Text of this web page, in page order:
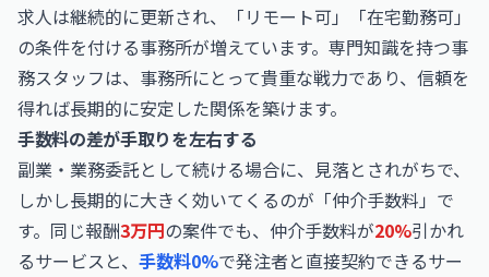
求人は継続的に更新され、「リモート可」「在宅勤務可」
の条件を付ける事務所が増えています。専門知識を持つ事
務スタッフは、事務所にとって貴重な戦力であり、信頼を
得れば長期的に安定した関係を築けます。
手数料の差が手取りを左右する
副業・業務委託として続ける場合に、見落とされがちで、
しかし長期的に大きく効いてくるのが「仲介手数料」で
す。同じ報酬3万円の案件でも、仲介手数料が20%引かれ
るサービスと、 手数料0%で発注者と直接契約できるサー